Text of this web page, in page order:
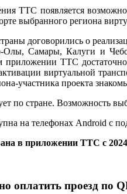
ТТС появляется
выбранного региона
договорились о
Самары, Калуги и
приложении ТТС
виртуальной
участника проекта
по стране. Возможность
на телефонах Android с
в приложении ТТС с
оплатить проезд по